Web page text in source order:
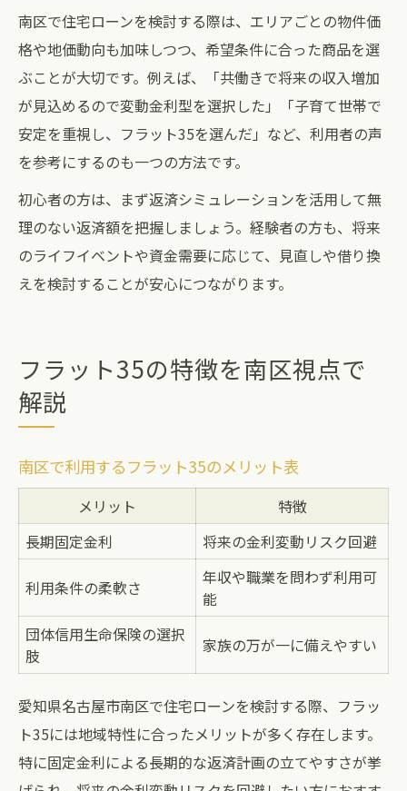
南区で住宅ローンを検討する際は、エリアごとの物件価
格や地価動向も加味しつつ、希望条件に合った商品を選
ぶことが大切です。例えば、「共働きで将来の収入増加
が見込めるので変動金利型を選択した」「子育て世帯で
安定を重視し、フラット35を選んだ」など、利用者の声
を参考にするのも一つの方法です。
初心者の方は、まず返済シミュレーションを活用して無
理のない返済額を把握しましょう。経験者の方も、将来
のライフイベントや資金需要に応じて、見直しや借り換
えを検討することが安心につながります。
フラット35の特徴を南区視点で
解説
南区で利用するフラット35のメリット表
メリット
特徴
長期固定金利
将来の金利変動リスク回避
利用条件の柔軟さ
年収や職業を問わず利用可
能
団体信用生命保険の選択
肢
家族の万が一に備えやすい
愛知県名古屋市南区で住宅ローンを検討する際、フラッ
ト35には地域特性に合ったメリットが多く存在します。
特に固定金利による長期的な返済計画の立てやすさが挙